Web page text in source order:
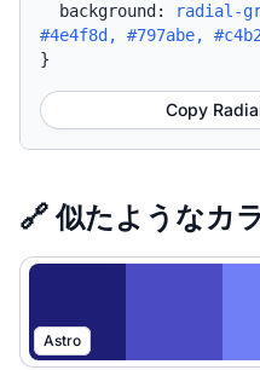
background:
radial-
#4e4f8d, #797abe,
}
Copy
🔗 似たようなカ
Astro